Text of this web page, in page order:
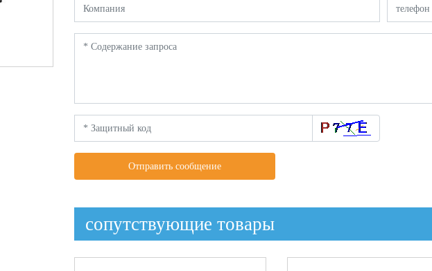
Отправить сообщение
сопутствующие товары